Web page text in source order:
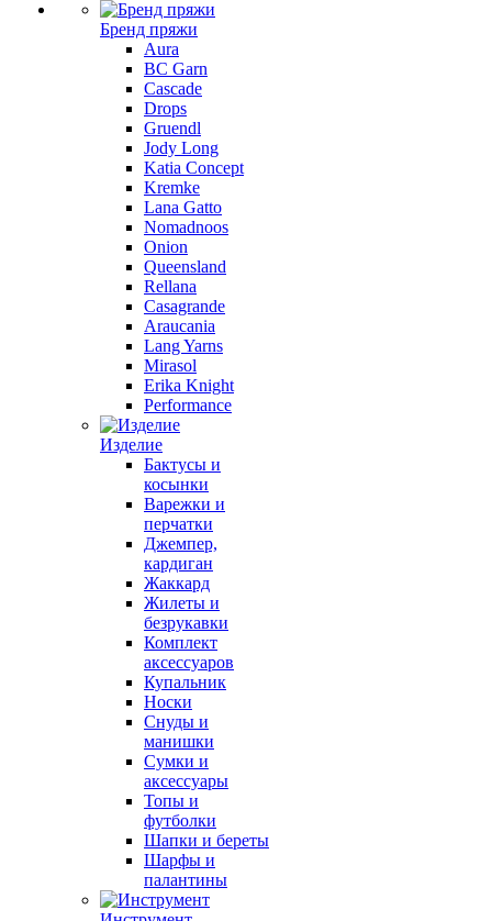
Бренд пряжи
Aura
BC Garn
Cascade
Drops
Gruendl
Jody Long
Katia Concept
Kremke
Lana Gatto
Nomadnoos
Onion
Queensland
Rellana
Casagrande
Araucania
Lang Yarns
Mirasol
Erika Knight
Performance
Изделие
Бактусы и
косынки
Варежки и
перчатки
Джемпер,
кардиган
Жаккард
Жилеты и
безрукавки
Комплект
аксессуаров
Купальник
Носки
Снуды и
манишки
Сумки и
аксессуары
Топы и
футболки
Шапки и береты
Шарфы и
палантины